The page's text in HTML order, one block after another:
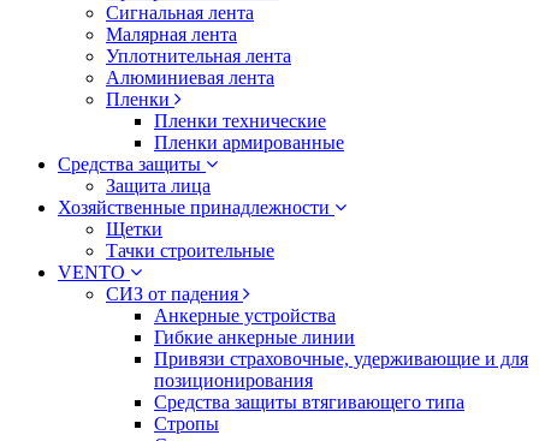
Сигнальная лента
Малярная лента
Уплотнительная лента
Алюминиевая лента
Пленки
Пленки технические
Пленки армированные
Средства защиты
Защита лица
Хозяйственные принадлежности
Щетки
Тачки строительные
VENTO
СИЗ от падения
Анкерные устройства
Гибкие анкерные линии
Привязи страховочные, удерживающие и для
позиционирования
Средства защиты втягивающего типа
Стропы